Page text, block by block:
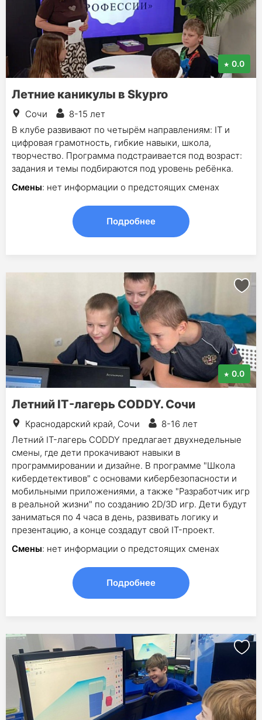
0.0
Летние каникулы в Skypro
Сочи
8-15 лет
В клубе развивают по четырём направлениям: IT и
цифровая грамотность, гибкие навыки, школа,
творчество. Программа подстраивается под возраст:
задания и темы подбираются под уровень ребёнка.
Смены: нет информации о предстоящих сменах
Подробнее
0.0
Летний IT-лагерь CODDY. Сочи
Краснодарский край, Сочи
8-16 лет
Летний IT-лагерь CODDY предлагает двухнедельные
смены, где дети прокачивают навыки в
программировании и дизайне. В программе "Школа
кибердетективов" с основами кибербезопасности и
мобильными приложениями, а также "Разработчик игр
в реальной жизни" по созданию 2D/3D игр. Дети будут
заниматься по 4 часа в день, развивать логику и
презентацию, а конце создадут свой IT-проект.
Смены: нет информации о предстоящих сменах
Подробнее